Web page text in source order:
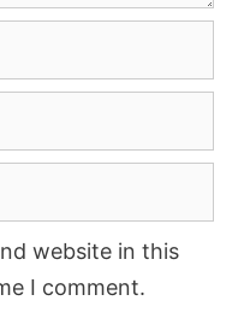
website in this
I comment.